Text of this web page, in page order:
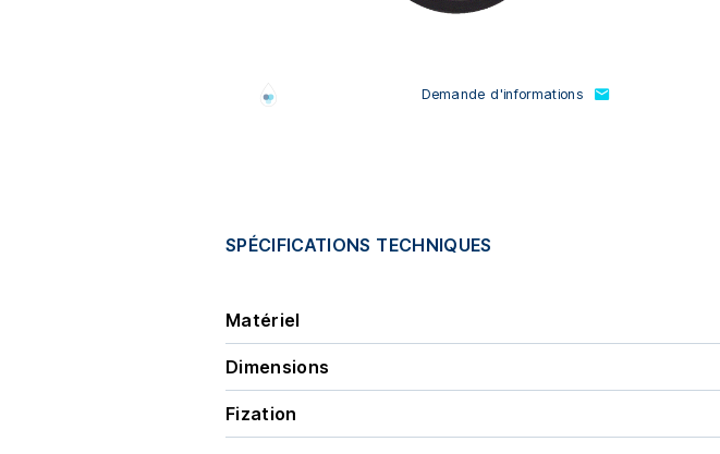
Demande d'informations
SPÉCIFICATIONS TECHNIQUES
Matériel
Dimensions
Fization